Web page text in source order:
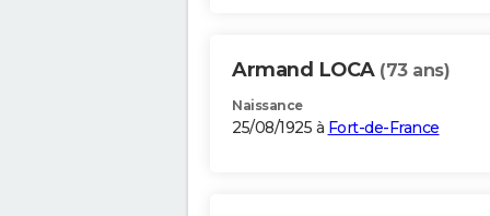
Armand LOCA (73 ans)
Naissance
25/08/1925 à Fort-de-France